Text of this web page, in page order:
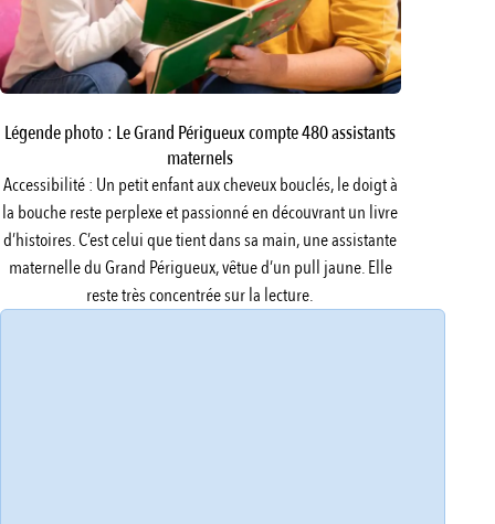
Légende photo : Le Grand Périgueux compte 480 assistants
maternels
Accessibilité : Un petit enfant aux cheveux bouclés, le doigt à
la bouche reste perplexe et passionné en découvrant un livre
d’histoires. C’est celui que tient dans sa main, une assistante
maternelle du Grand Périgueux, vêtue d’un pull jaune. Elle
reste très concentrée sur la lecture.